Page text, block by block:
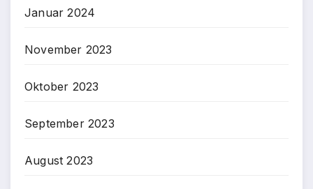
Januar 2024
November 2023
Oktober 2023
September 2023
August 2023